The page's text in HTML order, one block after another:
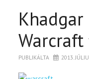
PUBLIKÁLTA 2013.